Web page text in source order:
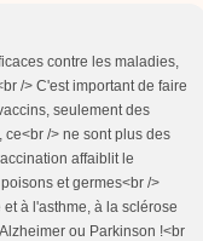
contre les maladies,
/> C'est important de faire
seulement des
ce<br /> ne sont plus des
affaiblit le
et germes<br />
à l'asthme, à la sclérose
ou Parkinson !<br